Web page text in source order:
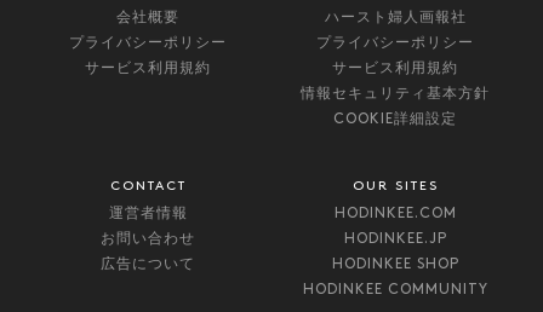
会社概要
プライバシーポリシー
サービス利用規約
ハースト婦人画報社
プライバシーポリシー
サービス利用規約
情報セキュリティ基本方針
COOKIE詳細設定
CONTACT
運営者情報
お問い合わせ
広告について
OUR SITES
HODINKEE.COM
HODINKEE.JP
HODINKEE SHOP
HODINKEE COMMUNITY